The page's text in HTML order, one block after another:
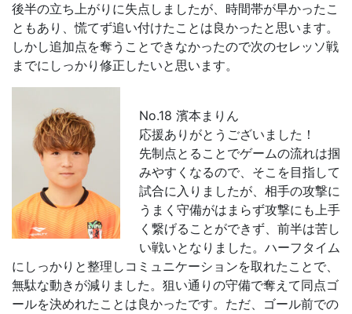
後半の立ち上がりに失点しましたが、時間帯が早かったこ
ともあり、慌てず追い付けたことは良かったと思います。
しかし追加点を奪うことできなかったので次のセレッソ戦
までにしっかり修正したいと思います。
No.18 濱本まりん
応援ありがとうございました！
先制点とることでゲームの流れは掴
みやすくなるので、そこを目指して
試合に入りましたが、相手の攻撃に
うまく守備がはまらず攻撃にも上手
く繋げることができず、前半は苦し
い戦いとなりました。ハーフタイム
にしっかりと整理しコミュニケーションを取れたことで、
無駄な動きが減りました。狙い通りの守備で奪えて同点ゴ
ールを決めれたことは良かったです。ただ、ゴール前での